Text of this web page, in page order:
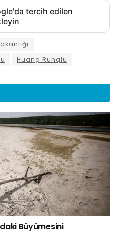
tercih edilen
Huang Runqiu
Büyümesini